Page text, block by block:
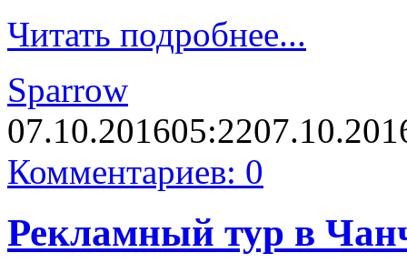
Читать подробнее...
Sparrow
07.10.201605:22
Комментариев: 0
Рекламный тур в